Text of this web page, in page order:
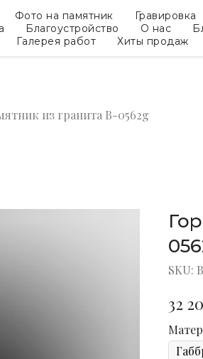
Фото на памятник Гравировка
Благоустройство О нас
Галерея работ
Хиты продаж
из гранита B-0562g
SKU:
32